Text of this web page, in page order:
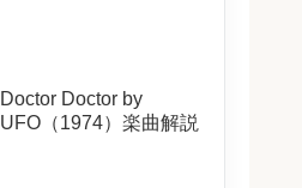
Doctor Doctor by
UFO（1974）楽曲解説